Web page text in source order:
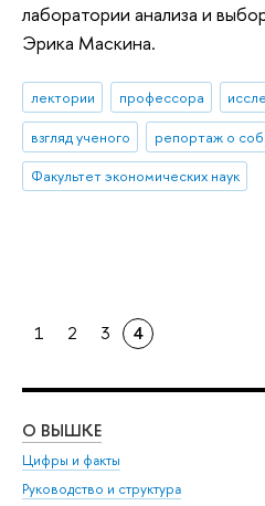
лаборатории анализа и
Эрика Маскина.
лектории профессора
взгляд ученого
репортаж о
Факультет экономических наук
1 2 3 4
О ВЫШКЕ
Цифры и факты
Руководство и структура